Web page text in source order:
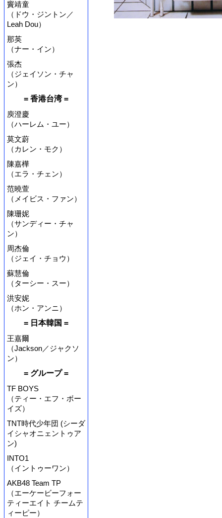
竇靖童
（ドウ・ジントン／
Leah Dou）
那英
（ナー・イン）
張杰
（ジェイソン・チャ
ン）
= 香港台湾 =
庾澄慶
（ハーレム・ユー）
莫文蔚
（カレン・モク）
陳嘉樺
（エラ・チェン）
范曉萱
（メイビス・ファン）
陳珊妮
（サンディー・チャ
ン）
周杰倫
（ジェイ・チョウ）
蘇慧倫
（ターシー・スー）
洪安妮
（ホン・アンニ）
= 日本韓国 =
王嘉爾
（Jackson／ジャクソ
ン）
= グループ =
TF BOYS
（ティー・エフ・ボー
イズ）
TNT時代少年団 (シーダ
イシャオニェントゥア
ン)
INTO1
（イントゥーワン）
AKB48 Team TP
（エーケービーフォー
ティーエイト チームテ
ィーピー）